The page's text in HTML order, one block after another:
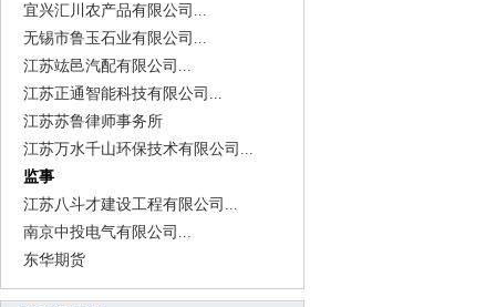
宜兴汇川农产品有限公司...
无锡市鲁玉石业有限公司...
江苏竑邑汽配有限公司...
江苏正通智能科技有限公司...
江苏苏鲁律师事务所
江苏万水千山环保技术有限公司...
监事
江苏八斗才建设工程有限公司...
南京中投电气有限公司...
东华期货